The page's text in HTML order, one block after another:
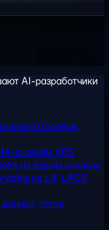
AI-разработчики
Готовые
на своём VPS
на вашем сервере
на L4, L40S,
готов